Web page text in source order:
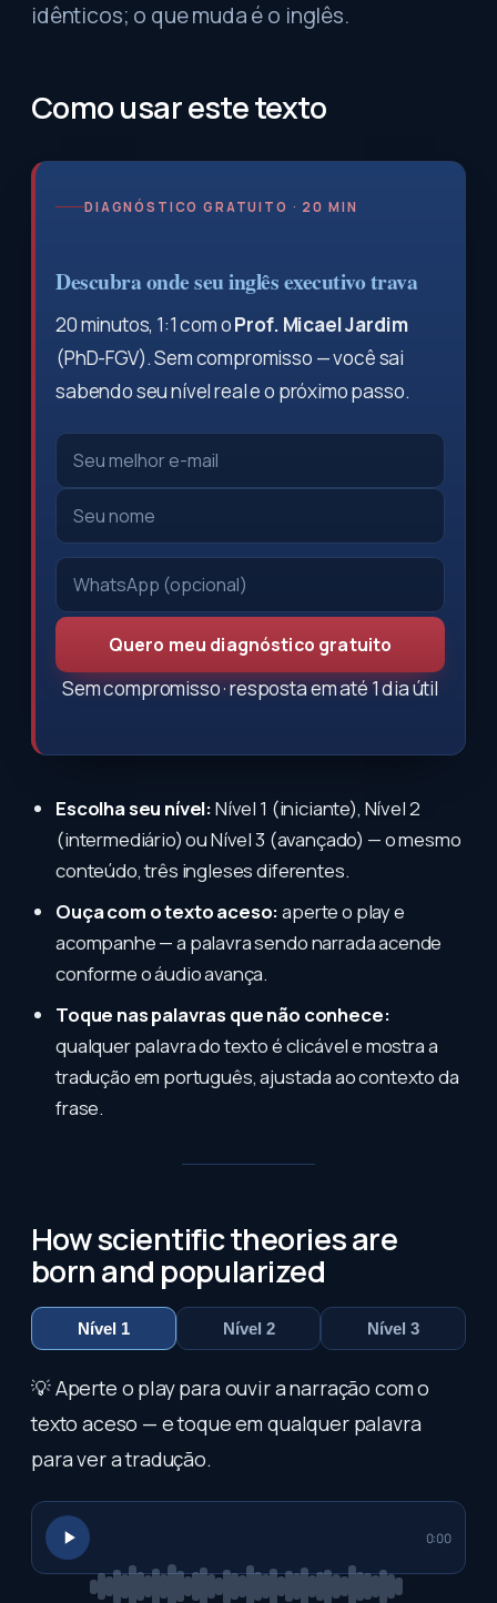
idênticos; o que muda é o inglês.
Como usar este texto
DIAGNÓSTICO GRATUITO · 20 MIN
Descubra onde seu inglês executivo trava
20 minutos, 1:1 com oProf. Micael Jardim
(PhD-FGV). Sem compromisso — você sai
sabendo seu nível real e o próximo passo.
Quero meu diagnóstico gratuito
Sem compromisso · resposta em até 1 dia útil
Escolha seu nível:Nível 1 (iniciante), Nível 2
(intermediário) ou Nível 3 (avançado) — o mesmo
conteúdo, três ingleses diferentes.
Ouça com o texto aceso:aperte o play e
acompanhe — a palavra sendo narrada acende
conforme o áudio avança.
Toque nas palavras que não conhece:
qualquer palavra do texto é clicável e mostra a
tradução em português, ajustada ao contexto da
frase.
How scientific theories are
born and popularized
Nível 1 Nível 2 Nível 3
💡 Aperte o play para ouvir a narração com o
texto aceso — e toque em qualquer palavra
para ver a tradução.
0:00